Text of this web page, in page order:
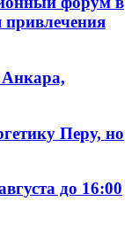
Перу, но
до 16:00